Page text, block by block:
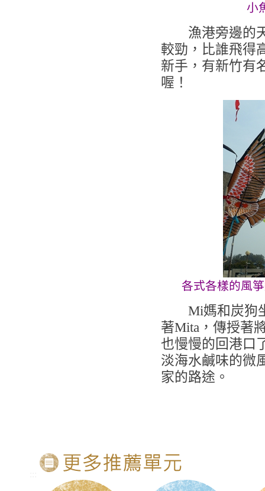
小
漁港旁邊的天
較勁，比誰飛得
新手，有新竹有
喔！
各式各樣的風
Mi媽和炭狗坐
著Mita，傳授著
也慢慢的回港口
淡海水鹹味的微
家的路途。